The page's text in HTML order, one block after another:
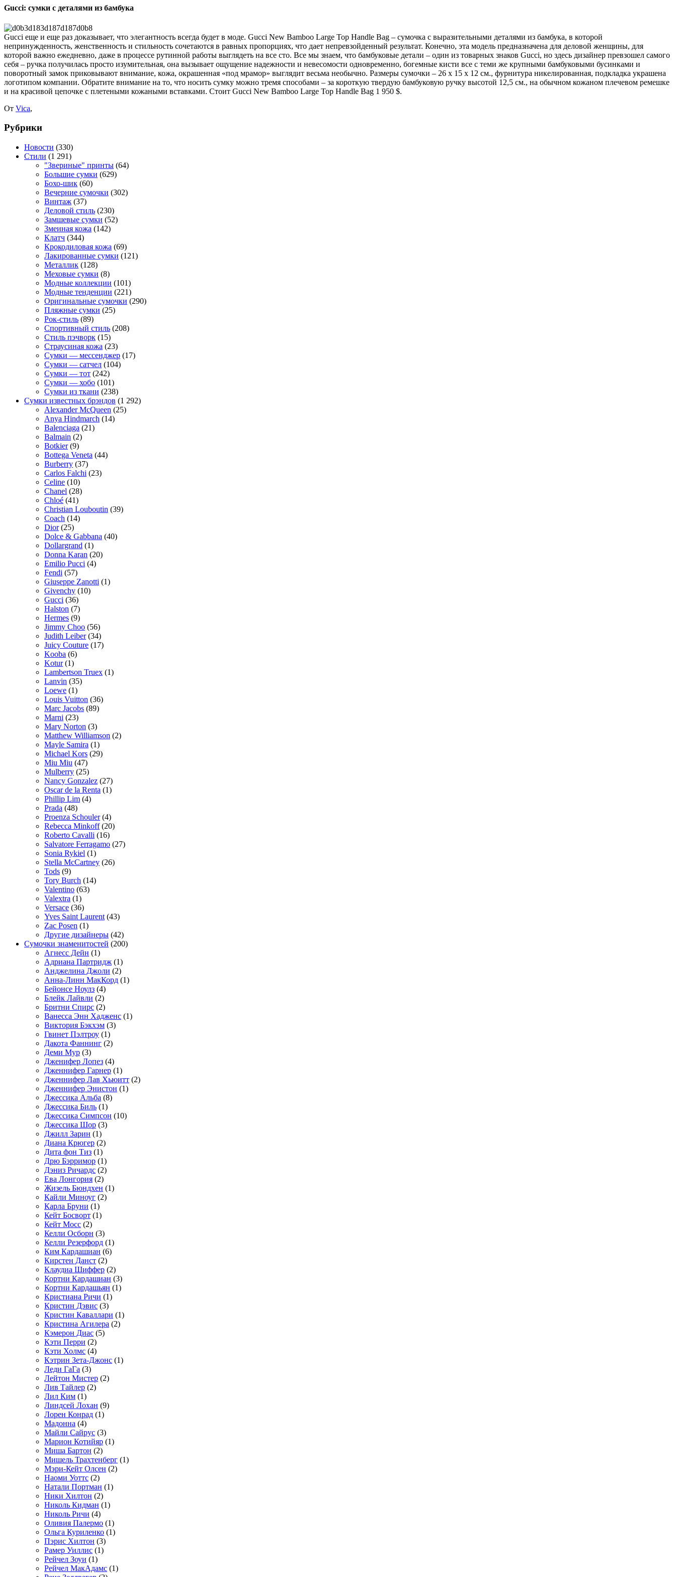
Gucci: сумки с деталями из бамбука
Gucci еще и еще раз доказывает, что элегантность всегда будет в моде. Gucci New Bamboo Large Top Handle Bag – сумочка с выразительными деталями из бамбука, в которой
непринужденность, женственность и стильность сочетаются в равных пропорциях, что дает непревзойденный результат. Конечно, эта модель предназначена для деловой женщины, для
которой важно ежедневно, даже в процессе рутинной работы выглядеть на все сто. Все мы знаем, что бамбуковые детали – один из товарных знаков Gucci, но здесь дизайнер превзошел самого
себя – ручка получилась просто изумительная, она вызывает ощущение надежности и невесомости одновременно, богемные кисти все с теми же крупными бамбуковыми бусинками и
поворотный замок приковывают внимание, кожа, окрашенная «под мрамор» выглядит весьма необычно. Размеры сумочки – 26 х 15 х 12 см., фурнитура никелированная, подкладка украшена
логотипом компании. Обратите внимание на то, что носить сумку можно тремя способами – за короткую твердую бамбуковую ручку высотой 12,5 см., на обычном кожаном плечевом ремешке
и на красивой цепочке с плетеными кожаными вставками. Стоит Gucci New Bamboo Large Top Handle Bag 1 950 $.
От Vica,
Рубрики
Новости (330)
Стили (1 291)
"Звериные" принты (64)
Большие сумки (629)
Бохо-шик (60)
Вечерние сумочки (302)
Винтаж (37)
Деловой стиль (230)
Замшевые сумки (52)
Змеиная кожа (142)
Клатч (344)
Крокодиловая кожа (69)
Лакированные сумки (121)
Металлик (128)
Меховые сумки (8)
Модные коллекции (101)
Модные тенденции (221)
Оригинальные сумочки (290)
Пляжные сумки (25)
Рок-стиль (89)
Спортивный стиль (208)
Стиль пэчворк (15)
Страусиная кожа (23)
Сумки — мессенджер (17)
Сумки — сатчел (104)
Сумки — тот (242)
Сумки — хобо (101)
Сумки из ткани (238)
Сумки известных брэндов (1 292)
Alexander McQueen (25)
Anya Hindmarch (14)
Balenciaga (21)
Balmain (2)
Botkier(9)
Bottega Veneta (44)
Burberry (37)
Carlos Falchi (23)
Celine (10)
Chanel (28)
Chloé (41)
Christian Louboutin (39)
Coach (14)
Dior(25)
Dolce & Gabbana (40)
Dollargrand (1)
Donna Karan (20)
Emilio Pucci (4)
Fendi (57)
Giuseppe Zanotti (1)
Givenchy (10)
Gucci (36)
Halston (7)
Hermes (9)
Jimmy Choo (56)
Judith Leiber(34)
Juicy Couture (17)
Kooba (6)
Kotur(1)
Lambertson Truex (1)
Lanvin (35)
Loewe (1)
Louis Vuitton (36)
Marc Jacobs (89)
Marni (23)
Mary Norton (3)
Matthew Williamson (2)
Mayle Samira (1)
Michael Kors (29)
Miu Miu (47)
Mulberry (25)
Nancy Gonzalez (27)
Oscar de la Renta (1)
Phillip Lim (4)
Prada (48)
Proenza Schouler(4)
Rebecca Minkoff(20)
Roberto Cavalli (16)
Salvatore Ferragamo (27)
Sonia Rykiel (1)
Stella McCartney (26)
Tods (9)
Tory Burch (14)
Valentino (63)
Valextra (1)
Versace (36)
Yves Saint Laurent (43)
Zac Posen (1)
Другие дизайнеры (42)
Сумочки знаменитостей (200)
Агнесс Дейн (1)
Адриана Партридж (1)
Анджелина Джоли (2)
Анна-Линн МакКорд (1)
Бейонсе Ноулз (4)
Блейк Лайвли (2)
Бритни Спирс (2)
Ванесса Энн Хадженс (1)
Виктория Бэкхэм (3)
Гвинет Пэлтроу (1)
Дакота Фаннинг (2)
Деми Мур (3)
Дженифер Лопез (4)
Дженнифер Гарнер (1)
Дженнифер Лав Хьюитт (2)
Дженнифер Энистон (1)
Джессика Альба (8)
Джессика Биль (1)
Джессика Симпсон (10)
Джессика Шор (3)
Джилл Зарин (1)
Диана Крюгер (2)
Дита фон Тиз (1)
Дрю Бэрримор (1)
Дэниз Ричардс (2)
Ева Лонгория (2)
Жизель Бюндхен (1)
Кайли Миноуг (2)
Карла Бруни (1)
Кейт Босворт (1)
Кейт Мосс (2)
Келли Осборн (3)
Келли Резерфорд (1)
Ким Кардашиан (6)
Кирстен Данст (2)
Клаудиа Шиффер (2)
Кортни Кардашиан (3)
Кортни Кардашьян (1)
Кристиана Ричи (1)
Кристин Дэвис (3)
Кристин Каваллари (1)
Кристина Агилера (2)
Кэмерон Диас (5)
Кэти Перри (2)
Кэти Холмс (4)
Кэтрин Зета-Джонс (1)
Леди ГаГа (3)
Лейтон Мистер (2)
Лив Тайлер (2)
Лил Ким (1)
Линдсей Лохан (9)
Лорен Конрад (1)
Мадонна (4)
Майли Сайрус (3)
Марион Котийяр (1)
Миша Бартон (2)
Мишель Трахтенберг (1)
Мэри-Кейт Олсен (2)
Наоми Уоттс (2)
Натали Портман (1)
Ники Хилтон (2)
Николь Кидман (1)
Николь Ричи (4)
Оливия Палермо (1)
Ольга Куриленко (1)
Пэрис Хилтон (3)
Рамер Уиллис (1)
Рейчел Зоуи (1)
Рейчел МакАдамс (1)